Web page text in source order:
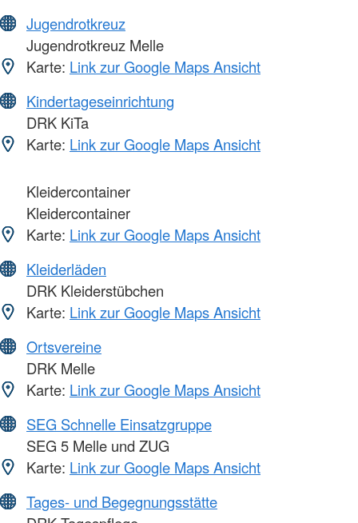
Jugendrotkreuz
Jugendrotkreuz Melle
Karte: Link zur Google Maps Ansicht
Kindertageseinrichtung
DRK KiTa
Karte: Link zur Google Maps Ansicht
Kleidercontainer
Kleidercontainer
Karte: Link zur Google Maps Ansicht
Kleiderläden
DRK Kleiderstübchen
Karte: Link zur Google Maps Ansicht
Ortsvereine
DRK Melle
Karte: Link zur Google Maps Ansicht
SEG Schnelle Einsatzgruppe
SEG 5 Melle und ZUG
Karte: Link zur Google Maps Ansicht
Tages- und Begegnungsstätte